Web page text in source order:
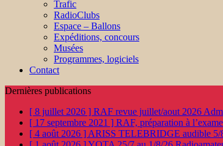
Trafic
RadioClubs
Espace – Ballons
Expéditions, concours
Musées
Programmes, logiciels
Contact
Dernières publications
[ 8 juillet 2026 ] RAF revue juillet/aout 2026
[ 17 septembre 2021 ] RAF, préparation à
[ 4 août 2026 ] ARISS TELEBRIDGE audible 5/